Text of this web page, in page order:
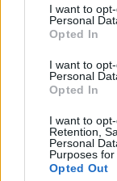
I want to
Personal
Opted In
I want to
Personal
Opted In
I want to
Retention,
Personal
Purposes for
Opted Out
Látványos
fordulóját
Egyetlen
Ligában
15:07
A Gyergyói
13:45